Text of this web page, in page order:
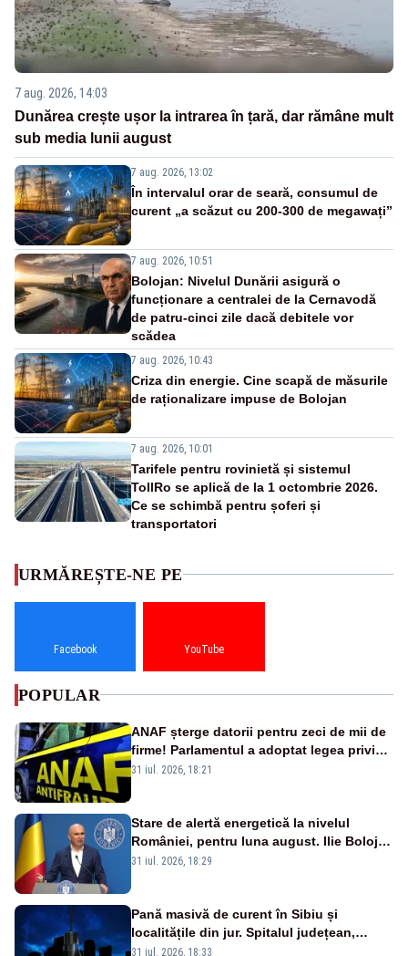
7 aug. 2026, 14:03
Dunărea crește ușor la intrarea în țară, dar rămâne mult
sub media lunii august
7 aug. 2026, 13:02
În intervalul orar de seară, consumul de
curent „a scăzut cu 200-300 de megawați”
7 aug. 2026, 10:51
Bolojan: Nivelul Dunării asigură o
funcționare a centralei de la Cernavodă
de patru-cinci zile dacă debitele vor
scădea
7 aug. 2026, 10:43
Criza din energie. Cine scapă de măsurile
de raționalizare impuse de Bolojan
7 aug. 2026, 10:01
Tarifele pentru rovinietă și sistemul
TollRo se aplică de la 1 octombrie 2026.
Ce se schimbă pentru șoferi și
transportatori
URMĂREȘTE-NE PE
Facebook YouTube
POPULAR
ANAF șterge datorii pentru zeci de mii de
firme! Parlamentul a adoptat legea privind
amnistia fiscală
31 iul. 2026, 18:21
Stare de alertă energetică la nivelul
României, pentru luna august. Ilie Bolojan
a anunțat importuri și posibile restricții –
31 iul. 2026, 18:29
Pană masivă de curent în Sibiu și
localitățile din jur. Spitalul județean,
semafoarele, rețelele de telefonie, grav
31 iul. 2026, 18:33